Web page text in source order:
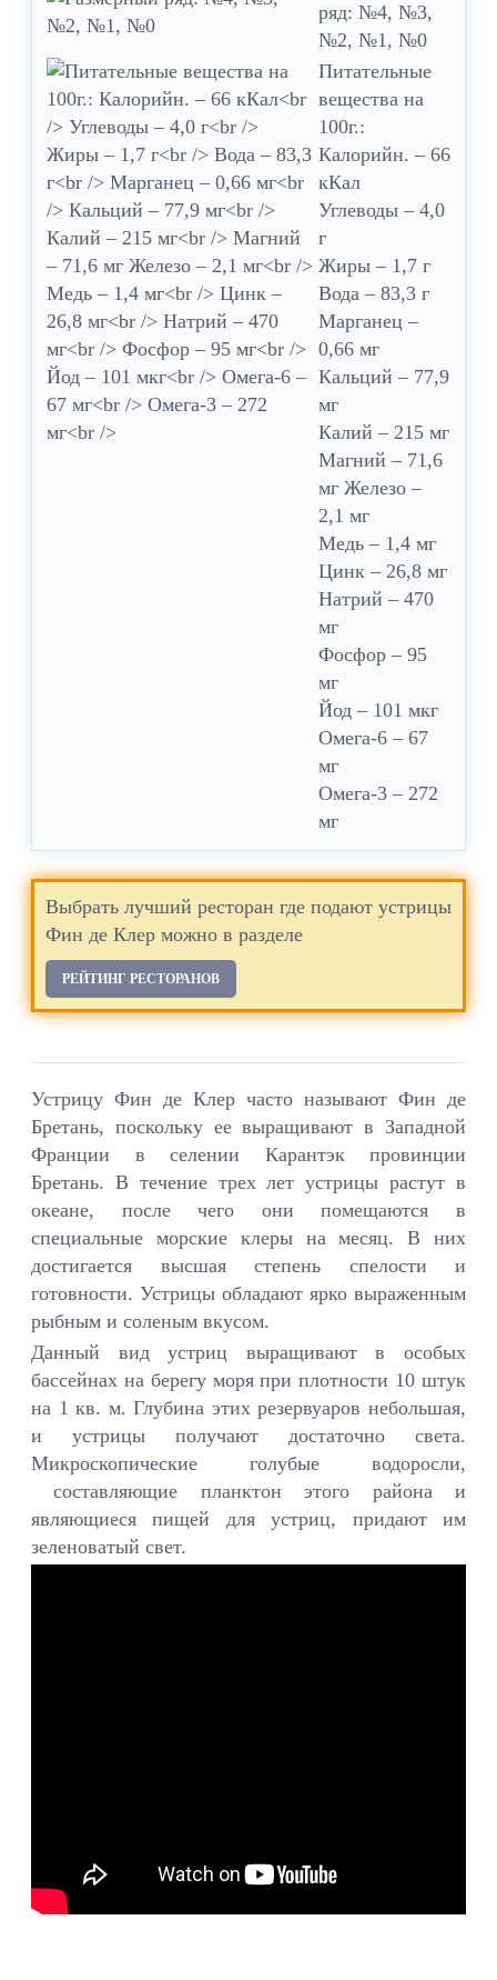
ряд: №4, №3,
№2, №1, №0
Питательные
вещества на
100г.:
Калорийн. – 66
кКал
Углеводы – 4,0
г
Жиры – 1,7 г
Вода – 83,3 г
Марганец –
0,66 мг
Кальций – 77,9
мг
Калий – 215 мг
Магний – 71,6
мг Железо –
2,1 мг
Медь – 1,4 мг
Цинк – 26,8 мг
Натрий – 470
мг
Фосфор – 95
мг
Йод – 101 мкг
Омега-6 – 67
мг
Омега-3 – 272
мг
Выбрать лучший ресторан где подают устрицы
Фин де Клер можно в разделе
РЕЙТИНГ РЕСТОРАНОВ
Устрицу Фин де Клер часто называют Фин де
Бретань, поскольку ее выращивают в Западной
Франции в селении Карантэк провинции
Бретань. В течение трех лет устрицы растут в
океане, после чего они помещаются в
специальные морские клеры на месяц. В них
достигается высшая степень спелости и
готовности. Устрицы обладают ярко выраженным
рыбным и соленым вкусом.
Данный вид устриц выращивают в особых
бассейнах на берегу моря при плотности 10 штук
на 1 кв. м. Глубина этих резервуаров небольшая,
и устрицы получают достаточно света.
Микроскопические голубые водоросли,
составляющие планктон этого района и
являющиеся пищей для устриц, придают им
зеленоватый свет.